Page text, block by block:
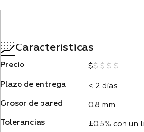
Características
Precio $$ $ $ $
Plazo de entrega < 2 días
Grosor de pared 0.8 mm
Tolerancias ±0.5% con un